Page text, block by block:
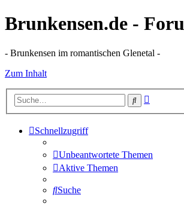
Brunkensen.de -
- Brunkensen im romantischen Glenetal -
Zum Inhalt
Suche
Schnellzugriff
Unbeantwortete Themen
Aktive Themen
Suche